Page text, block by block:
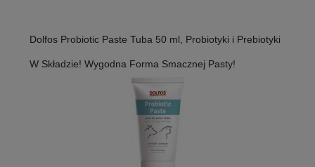
Dolfos Probiotic Paste Tuba 50 ml, Probiotyki i Prebiotyki
W Składzie! Wygodna Forma Smacznej Pasty!